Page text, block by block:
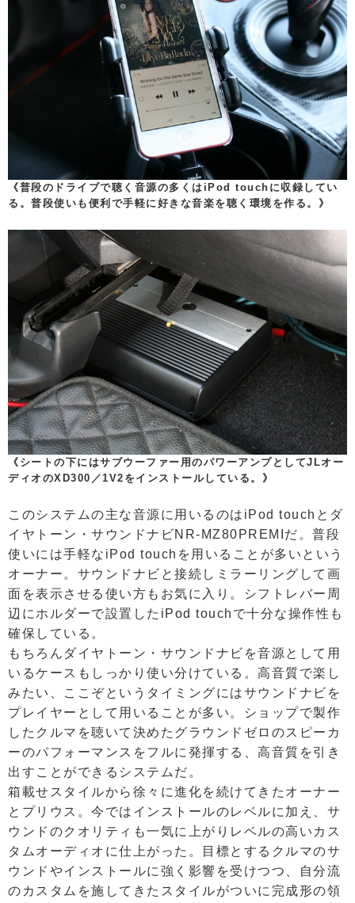
《普段のドライブで聴く音源の多くはiPod touchに収録してい
る。普段使いも便利で手軽に好きな音楽を聴く環境を作る。》
《シートの下にはサブウーファー用のパワーアンプとしてJLオー
ディオのXD300／1V2をインストールしている。》
このシステムの主な音源に用いるのはiPod touchとダ
イヤトーン・サウンドナビNR-MZ80PREMIだ。普段
使いには手軽なiPod touchを用いることが多いという
オーナー。サウンドナビと接続しミラーリングして画
面を表示させる使い方もお気に入り。シフトレバー周
辺にホルダーで設置したiPod touchで十分な操作性も
確保している。
もちろんダイヤトーン・サウンドナビを音源として用
いるケースもしっかり使い分けている。高音質で楽し
みたい、ここぞというタイミングにはサウンドナビを
プレイヤーとして用いることが多い。ショップで製作
したクルマを聴いて決めたグラウンドゼロのスピーカ
ーのパフォーマンスをフルに発揮する、高音質を引き
出すことができるシステムだ。
箱載せスタイルから徐々に進化を続けてきたオーナー
とプリウス。今ではインストールのレベルに加え、サ
ウンドのクオリティも一気に上がりレベルの高いカス
タムオーディオに仕上がった。目標とするクルマのサ
ウンドやインストールに強く影響を受けつつ、自分流
のカスタムを施してきたスタイルがついに完成形の領